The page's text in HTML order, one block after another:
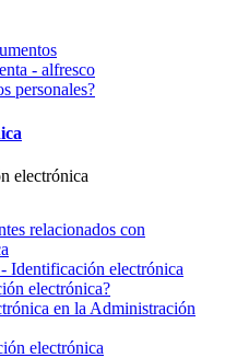
- alfresco
personales?
electrónica
relacionados con
Identificación electrónica
electrónica?
en la Administración
electrónica